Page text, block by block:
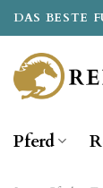
Zum
Inhalt
springen
DAS BESTE
Pferd